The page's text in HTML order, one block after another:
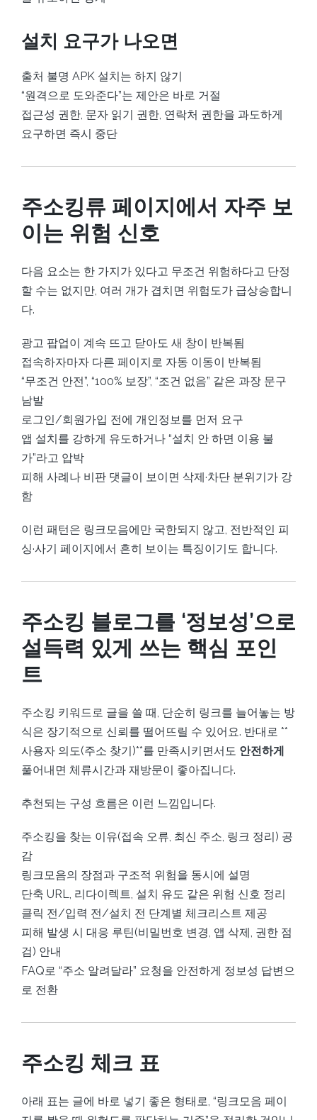
설치 요구가 나오면
출처 불명 APK 설치는 하지 않기
“원격으로 도와준다”는 제안은 바로 거절
접근성 권한, 문자 읽기 권한, 연락처 권한을 과도하게
요구하면 즉시 중단
주소킹류 페이지에서 자주 보
이는 위험 신호
다음 요소는 한 가지가 있다고 무조건 위험하다고 단정
할 수는 없지만, 여러 개가 겹치면 위험도가 급상승합니
다.
광고 팝업이 계속 뜨고 닫아도 새 창이 반복됨
접속하자마자 다른 페이지로 자동 이동이 반복됨
“무조건 안전”, “100% 보장”, “조건 없음” 같은 과장 문구
남발
로그인/회원가입 전에 개인정보를 먼저 요구
앱 설치를 강하게 유도하거나 “설치 안 하면 이용 불
가”라고 압박
피해 사례나 비판 댓글이 보이면 삭제·차단 분위기가 강
함
이런 패턴은 링크모음에만 국한되지 않고, 전반적인 피
싱·사기 페이지에서 흔히 보이는 특징이기도 합니다.
주소킹 블로그를 ‘정보성’으로
설득력 있게 쓰는 핵심 포인
트
주소킹 키워드로 글을 쓸 때, 단순히 링크를 늘어놓는 방
식은 장기적으로 신뢰를 떨어뜨릴 수 있어요. 반대로 **
사용자 의도(주소 찾기)**를 만족시키면서도 안전하게
풀어내면 체류시간과 재방문이 좋아집니다.
추천되는 구성 흐름은 이런 느낌입니다.
주소킹을 찾는 이유(접속 오류, 최신 주소, 링크 정리) 공
감
링크모음의 장점과 구조적 위험을 동시에 설명
단축 URL, 리다이렉트, 설치 유도 같은 위험 신호 정리
클릭 전/입력 전/설치 전 단계별 체크리스트 제공
피해 발생 시 대응 루틴(비밀번호 변경, 앱 삭제, 권한 점
검) 안내
FAQ로 “주소 알려달라” 요청을 안전하게 정보성 답변으
로 전환
주소킹 체크 표
아래 표는 글에 바로 넣기 좋은 형태로, “링크모음 페이